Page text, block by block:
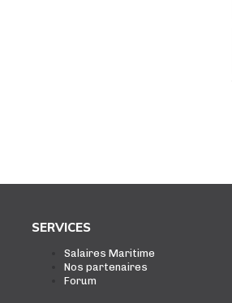
SERVICES
Salaires Maritime
Nos partenaires
Forum